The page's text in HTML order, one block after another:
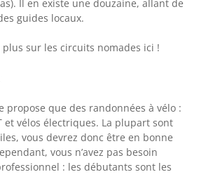
Il en existe une douzaine, allant de
guides locaux.
sur les circuits nomades ici !
propose que des randonnées à vélo :
et vélos électriques. La plupart sont
vous devrez donc être en bonne
vous n’avez pas besoin
: les débutants sont les